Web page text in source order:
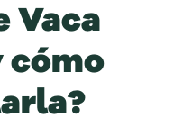
Vaca
cómo